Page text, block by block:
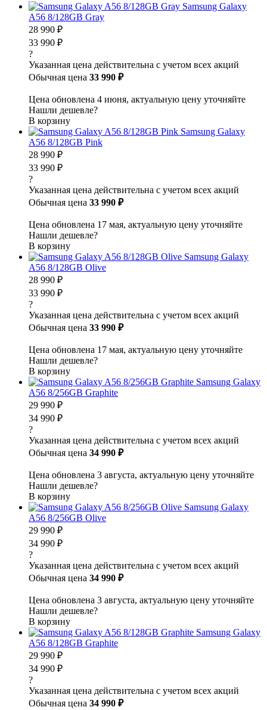
Samsung Galaxy
A56 8/128GB Gray
28 990 ₽
33 990 ₽
?
Указанная цена действительна с учетом всех акций
Обычная цена 33 990 ₽
Цена обновлена 4 июня, актуальную цену уточняйте
Нашли дешевле?
В корзину
Samsung Galaxy
A56 8/128GB Pink
28 990 ₽
33 990 ₽
?
Указанная цена действительна с учетом всех акций
Обычная цена 33 990 ₽
Цена обновлена 17 мая, актуальную цену уточняйте
Нашли дешевле?
В корзину
Samsung Galaxy
A56 8/128GB Olive
28 990 ₽
33 990 ₽
?
Указанная цена действительна с учетом всех акций
Обычная цена 33 990 ₽
Цена обновлена 17 мая, актуальную цену уточняйте
Нашли дешевле?
В корзину
Samsung Galaxy
A56 8/256GB Graphite
29 990 ₽
34 990 ₽
?
Указанная цена действительна с учетом всех акций
Обычная цена 34 990 ₽
Цена обновлена 3 августа, актуальную цену уточняйте
Нашли дешевле?
В корзину
Samsung Galaxy
A56 8/256GB Olive
29 990 ₽
34 990 ₽
?
Указанная цена действительна с учетом всех акций
Обычная цена 34 990 ₽
Цена обновлена 3 августа, актуальную цену уточняйте
Нашли дешевле?
В корзину
Samsung Galaxy
A56 8/128GB Graphite
29 990 ₽
34 990 ₽
?
Указанная цена действительна с учетом всех акций
Обычная цена 34 990 ₽